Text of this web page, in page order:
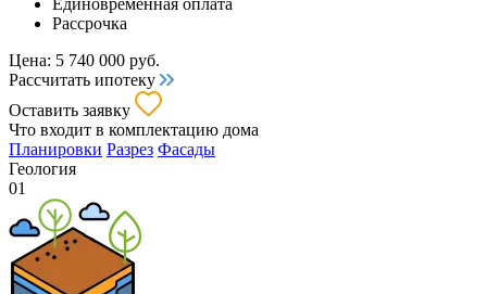
Единовременная оплата
Рассрочка
Цена: 5 740 000 руб.
Рассчитать ипотеку
Оставить заявку
Что входит в комплектацию дома
Планировки Разрез Фасады
Геология
01